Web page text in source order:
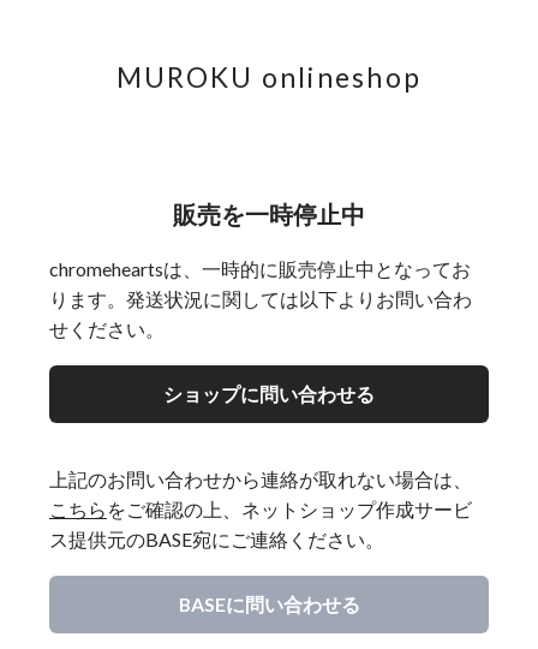
MUROKU onlineshop
販売を一時停止中
chromeheartsは、一時的に販売停止中となってお
ります。発送状況に関しては以下よりお問い合わ
せください。
ショップに問い合わせる
上記のお問い合わせから連絡が取れない場合は、
こちら をご確認の上、ネットショップ作成サービ
ス提供元のBASE宛にご連絡ください。
BASEに問い合わせる